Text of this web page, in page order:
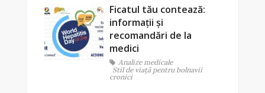
Ficatul tău contează:
informații și
recomandări de la
medici
Analize medicale
Stil de viaţă pentru bolnavii
cronici